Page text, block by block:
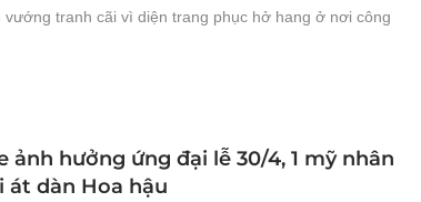
vướng tranh cãi vì diện trang phục hở hang ở nơi công
ảnh hưởng ứng đại lễ 30/4, 1 mỹ nhân
át dàn Hoa hậu